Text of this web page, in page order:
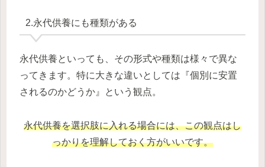
2.永代供養にも種類がある
永代供養といっても、その形式や種類は様々で異な
ってきます。特に大きな違いとしては『個別に安置
されるのかどうか』という観点。
永代供養を選択肢に入れる場合には、この観点はし
っかりを理解しておく方がいいです。